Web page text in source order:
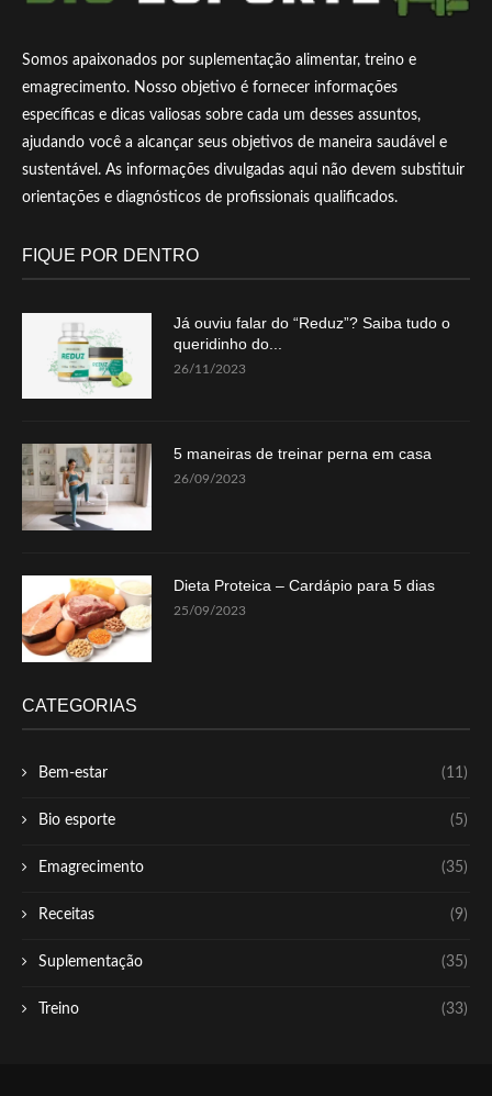
Somos apaixonados por suplementação alimentar, treino e
emagrecimento. Nosso objetivo é fornecer informações
específicas e dicas valiosas sobre cada um desses assuntos,
ajudando você a alcançar seus objetivos de maneira saudável e
sustentável. As informações divulgadas aqui não devem substituir
orientações e diagnósticos de profissionais qualificados.
FIQUE POR DENTRO
Já ouviu falar do “Reduz”? Saiba tudo o
queridinho do...
26/11/2023
5 maneiras de treinar perna em casa
26/09/2023
Dieta Proteica – Cardápio para 5 dias
25/09/2023
CATEGORIAS
Bem-estar (11)
Bio esporte (5)
Emagrecimento (35)
Receitas (9)
Suplementação (35)
Treino (33)